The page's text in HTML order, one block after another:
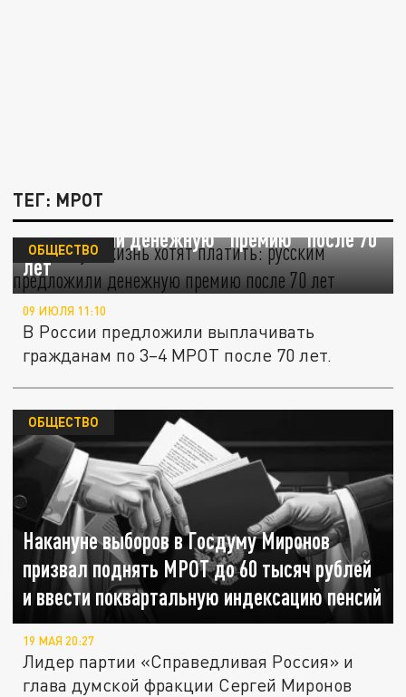
ТЕГ: МРОТ
За долгую жизнь хотят платить: русским
предложили денежную "премию" после 70
лет
ОБЩЕСТВО
09 ИЮЛЯ 11:10
В России предложили выплачивать
гражданам по 3–4 МРОТ после 70 лет.
Накануне выборов в Госдуму Миронов
призвал поднять МРОТ до 60 тысяч рублей
и ввести поквартальную индексацию пенсий
ОБЩЕСТВО
19 МАЯ 20:27
Лидер партии «Справедливая Россия» и
глава думской фракции Сергей Миронов